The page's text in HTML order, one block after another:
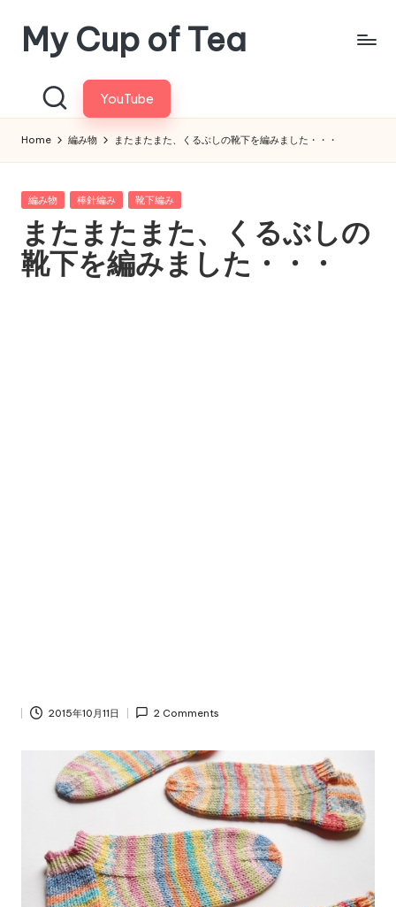
content
My Cup of Tea
YouTube
Home 編み物 またまたまた、くるぶしの靴下を編みました・・・
Posted
編み物 棒針編み 靴下編み
またまたまた、くるぶしの
靴下を編みました・・・
2015年10月11日 2 Comments